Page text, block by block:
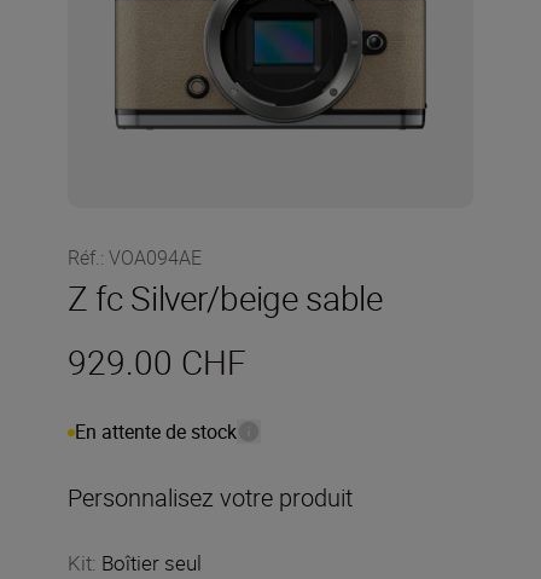
Réf.: VOA094AE
Z fc Silver/beige sable
929.00 CHF
En attente de stock
Personnalisez votre produit
Kit: Boîtier seul